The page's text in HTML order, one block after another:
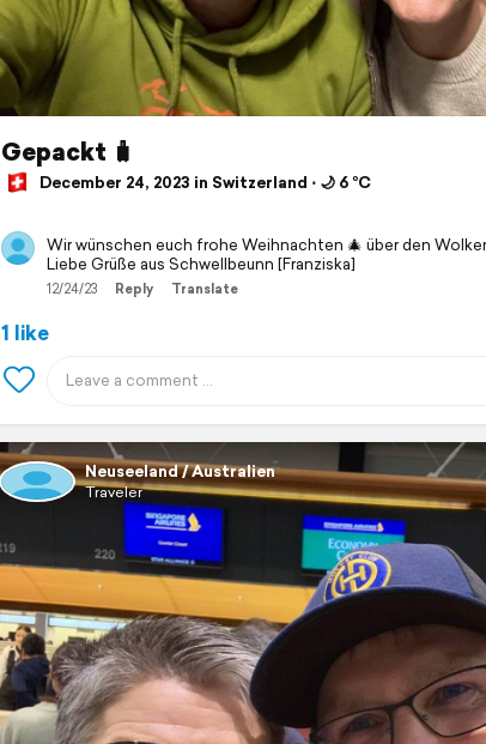
Gepackt 🧳
December 24, 2023 in Switzerland ⋅ 🌙 6 °C
Wir wünschen euch frohe Weihnachten 🎄 über den
Liebe Grüße aus Schwellbeunn [Franziska]
12/24/23 Reply Translate
1 like
Neuseeland / Australien
Traveler